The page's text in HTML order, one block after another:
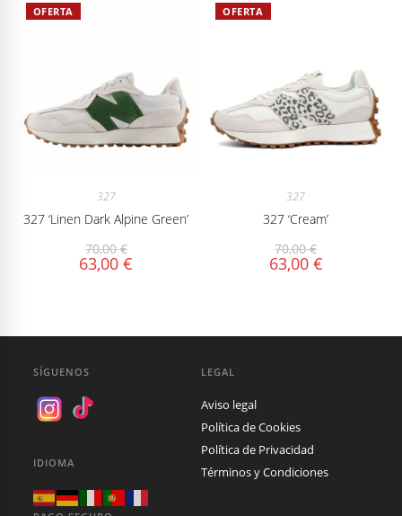
OFERTA
327
327 ‘Linen Dark Alpine Green’
70,00€
63,00€
OFERTA
327
327 ‘Cream’
70,00€
63,00 €
SÍGUENOS
IDIOMA
LEGAL
Aviso legal
Política de Cookies
Política de Privacidad
Términos y Condiciones